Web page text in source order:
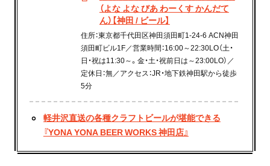
（よな よな びあ わーくす かんだて
ん）【神田 / ビール】
住所：東京都千代田区神田須田町1-24-6 ACN神田
須田町ビル1F／営業時間：16:00～22:30LO（土・
日・祝は11:30～。金・土・祝前日は～23:00LO）／
定休日：無／アクセス：JR・地下鉄神田駅から徒歩
5分
軽井沢直送の各種クラフトビールが堪能できる
『YONA YONA BEER WORKS 神田店』